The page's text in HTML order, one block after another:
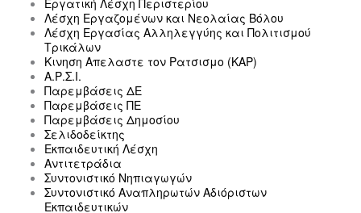
Εργατική Λέσχη Περιστερίου
Λέσχη Εργαζομένων και Νεολαίας Βόλου
Λέσχη Εργασίας Αλληλεγγύης και Πολιτισμού
Τρικάλων
Κινηση Απελαστε τον Ρατσισμο (ΚΑΡ)
Α.Ρ.Σ.Ι.
Παρεμβάσεις ΔΕ
Παρεμβάσεις ΠΕ
Παρεμβάσεις Δημοσίου
Σελιδοδείκτης
Εκπαιδευτική Λέσχη
Αντιτετράδια
Συντονιστικό Νηπιαγωγών
Συντονιστικό Αναπληρωτών Αδιόριστων
Εκπαιδευτικών